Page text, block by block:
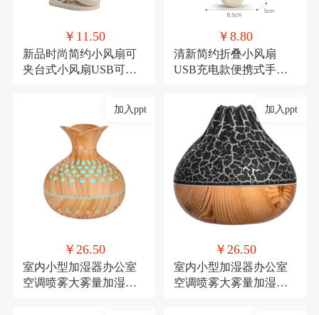
￥11.50
新品时尚简约小风扇可
夹台式小风扇USB可充
￥8.80
清新简约折叠小风扇
USB充电款便携式手持
加入ppt
￥26.50
室内小型加湿器办公室
空调喷雾大雾量加湿器
加入ppt
￥26.50
室内小型加湿器办公室
空调喷雾大雾量加湿器